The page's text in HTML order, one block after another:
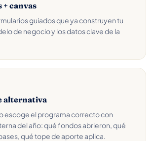
canvas
guiados que ya construyen tu
de negocio y los datos clave de la
alternativa
escoge el programa correcto con
del año: qué fondos abrieron, qué
qué tope de aporte aplica.